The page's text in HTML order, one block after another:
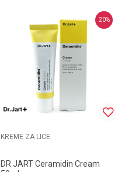
20%
KREME ZA LICE
DR JART Ceramidin Cream